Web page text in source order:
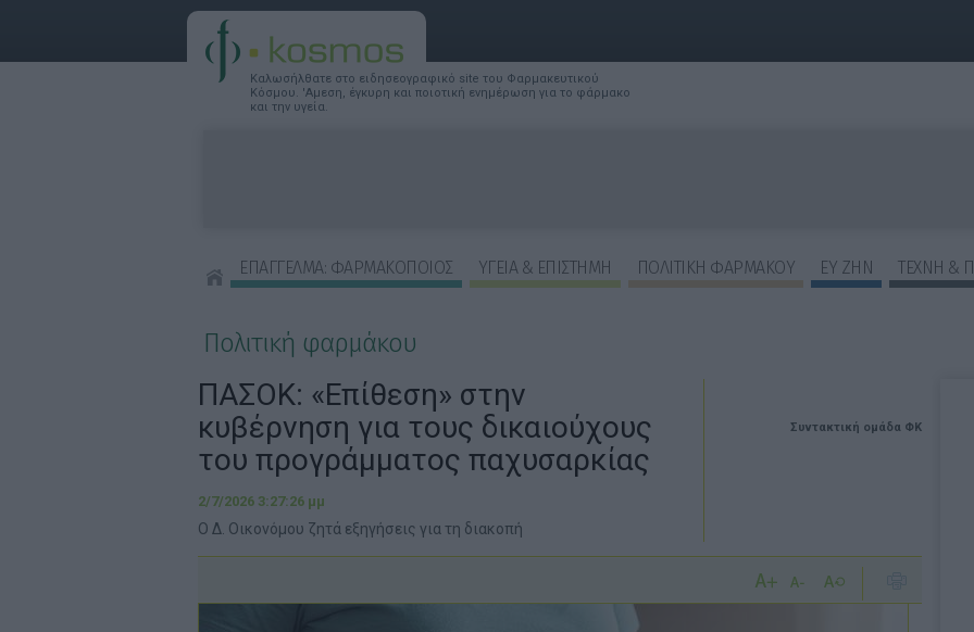
Καλωσήλθατε στο ειδησεογραφικό site του Φαρμακευτικού
Κόσμου. 'Αμεση, έγκυρη και ποιοτική ενημέρωση για το φάρμακο
και την υγεία.
ΕΠΑΓΓΕΛΜΑ: ΦΑΡΜΑΚΟΠΟΙΟΣ ΥΓΕΙΑ & ΕΠΙΣΤΗΜΗ ΠΟΛΙΤΙΚΗ ΦΑΡΜΑΚΟΥ ΕΥ ΖΗΝ
ΤΕΧΝΗ &
Πολιτική φαρμάκου
Συντακτική ομάδα ΦΚ
ΠΑΣΟΚ: «Επίθεση» στην
κυβέρνηση για τους δικαιούχους
του προγράμματος παχυσαρκίας
2/7/2026 3:27:26 μμ
Ο Δ. Οικονόμου ζητά εξηγήσεις για τη διακοπή